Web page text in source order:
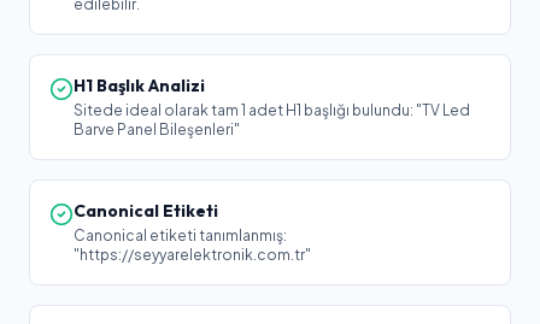
edilebilir.
H1 Başlık Analizi
Sitede ideal olarak tam 1 adet H1 başlığı bulundu: "TV Led
Barve Panel Bileşenleri"
Canonical Etiketi
Canonical etiketi tanımlanmış:
"https://seyyarelektronik.com.tr"